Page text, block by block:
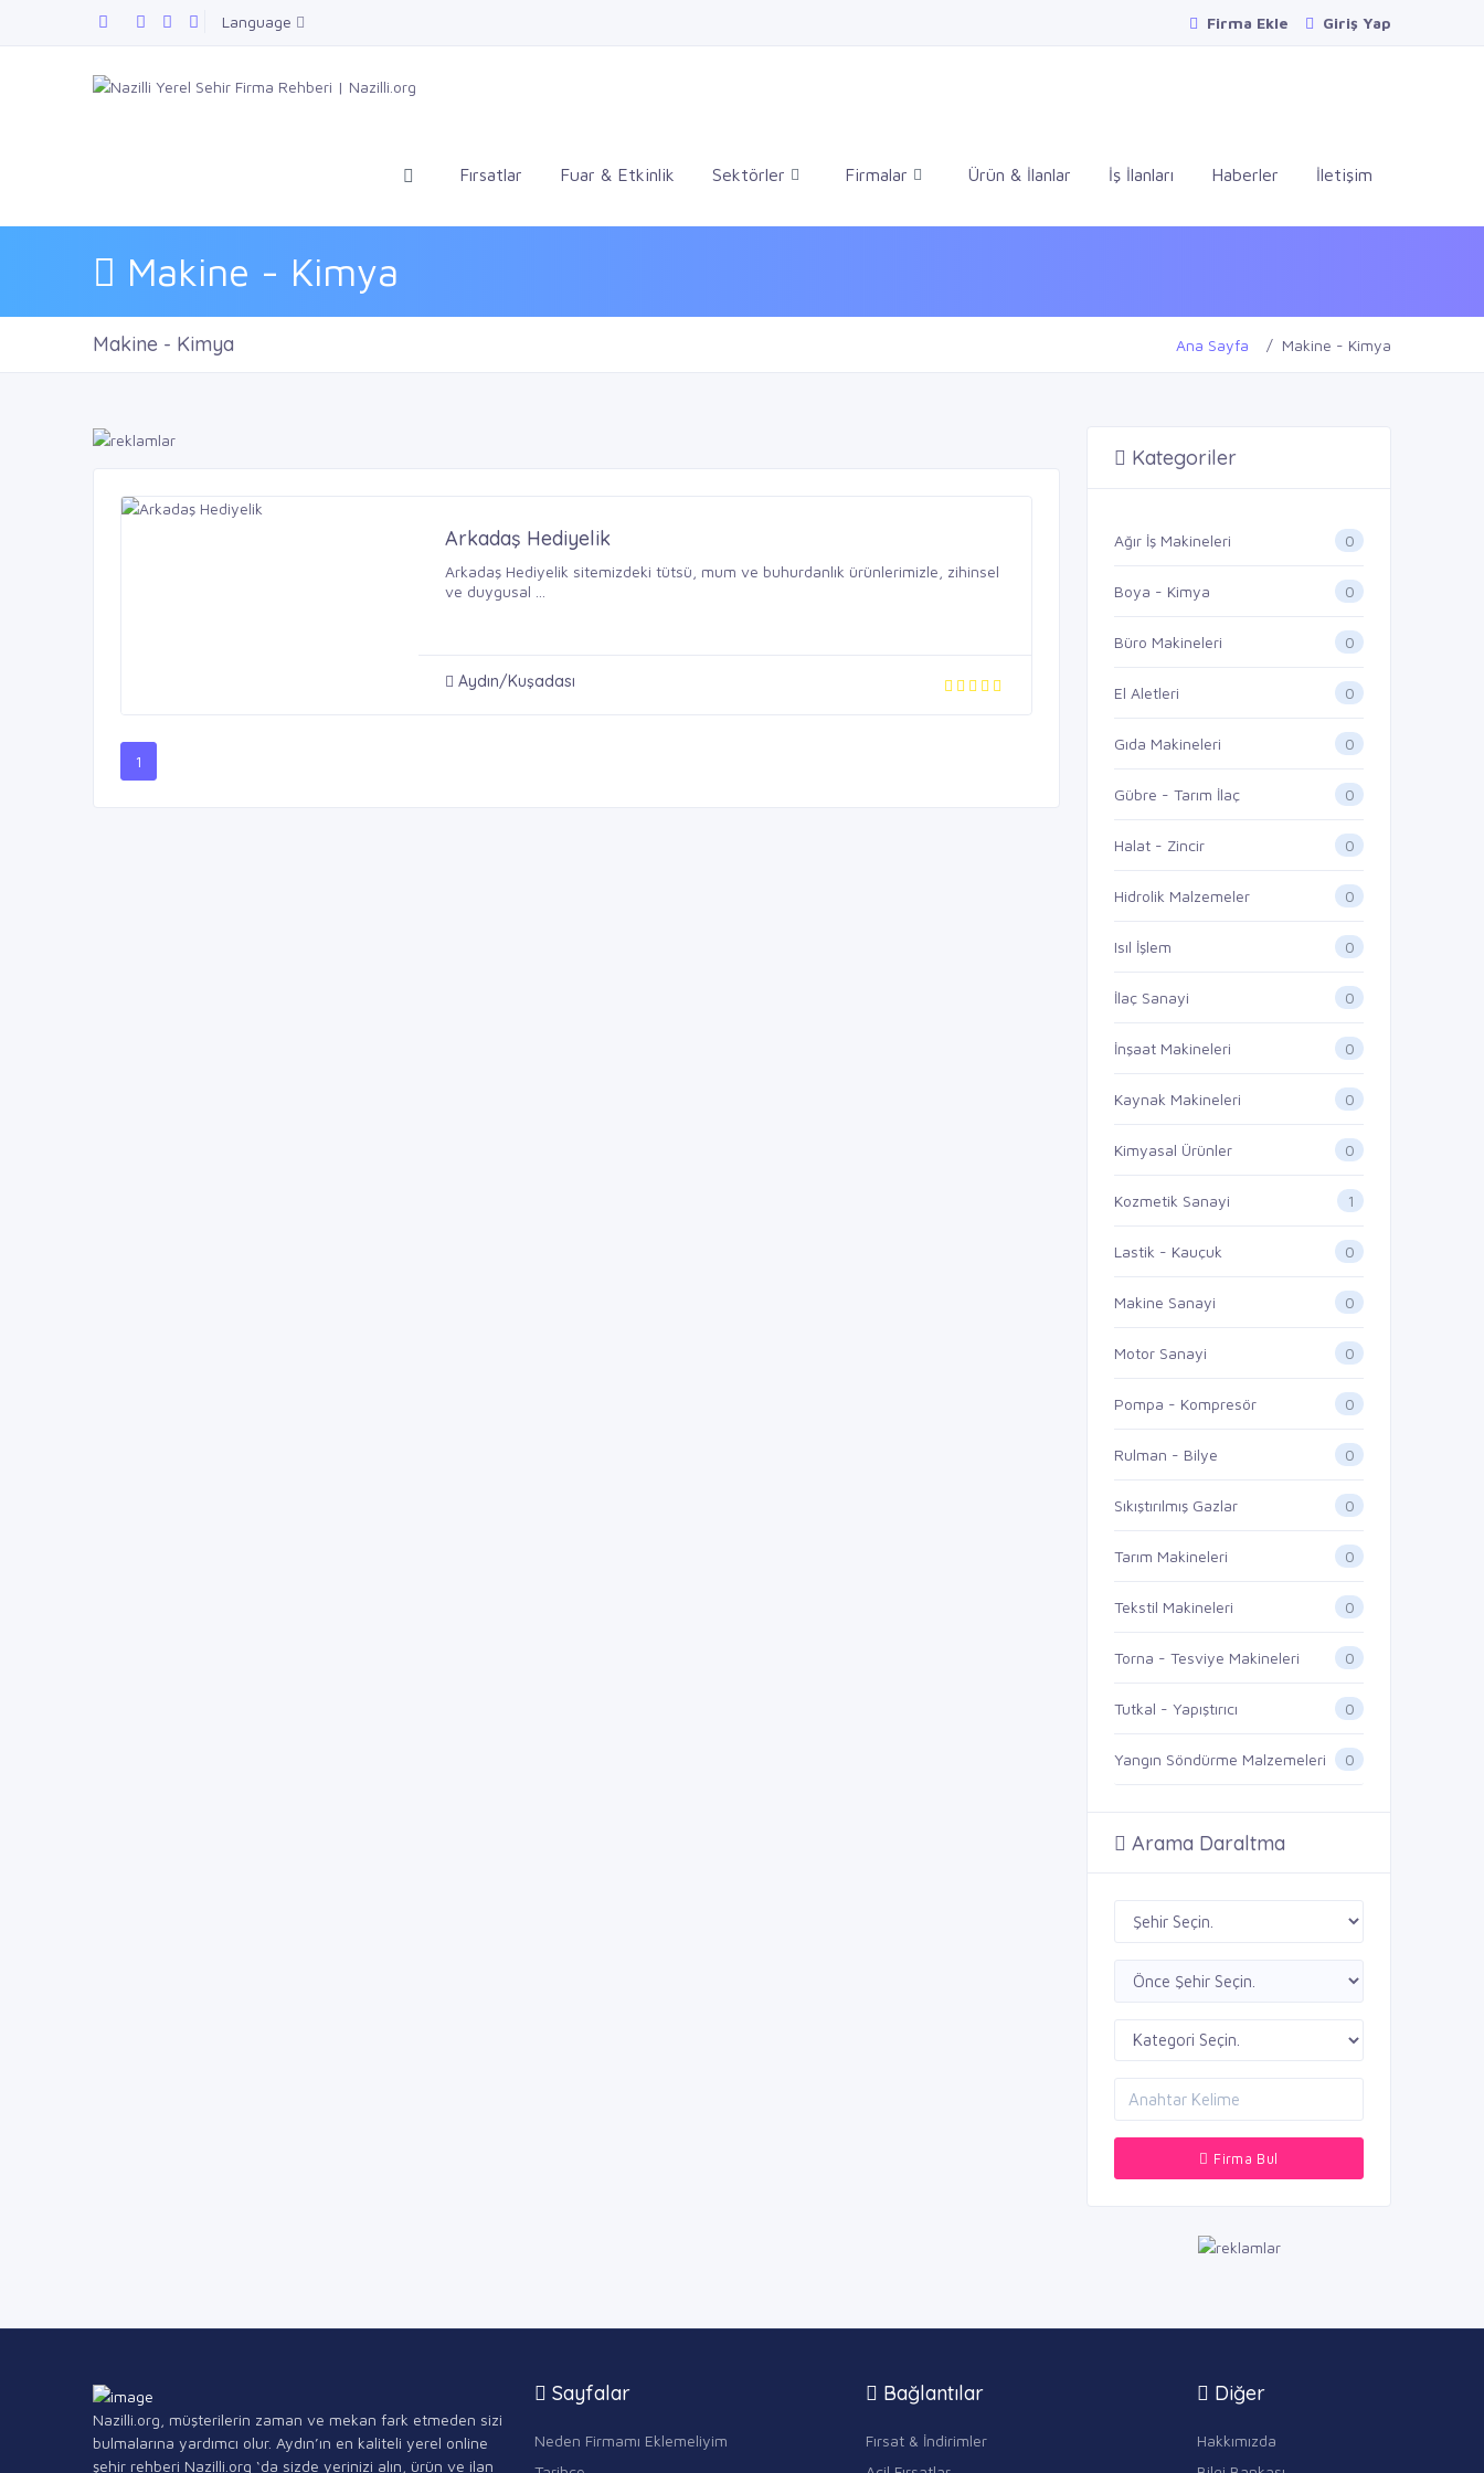
Language Firma Ekle Giriş Yap
Fırsatlar Fuar & Etkinlik Sektörler Firmalar Ürün & İlanlar İş İlanları Haberler İletişim
Makine - Kimya
Makine - Kimya Ana Sayfa Makine - Kimya
Arkadaş Hediyelik
Arkadaş Hediyelik sitemizdeki tütsü, mum ve buhurdanlık ürünlerimizle, zihinsel
ve duygusal ...
Aydın/Kuşadası
1
Kategoriler
Ağır İş Makineleri 0
Boya - Kimya 0
Büro Makineleri 0
El Aletleri 0
Gıda Makineleri 0
Gübre - Tarım İlaç 0
Halat - Zincir 0
Hidrolik Malzemeler 0
Isıl İşlem 0
İlaç Sanayi 0
İnşaat Makineleri 0
Kaynak Makineleri 0
Kimyasal Ürünler 0
Kozmetik Sanayi 1
Lastik - Kauçuk 0
Makine Sanayi 0
Motor Sanayi 0
Pompa - Kompresör 0
Rulman - Bilye 0
Sıkıştırılmış Gazlar 0
Tarım Makineleri 0
Tekstil Makineleri 0
Torna - Tesviye Makineleri 0
Tutkal - Yapıştırıcı 0
Yangın Söndürme Malzemeleri 0
Arama Daraltma
Firma Bul
Nazilli.org, müşterilerin zaman ve mekan fark etmeden sizi
bulmalarına yardımcı olur. Aydın’ın en kaliteli yerel online
şehir rehberi Nazilli.org ‘da sizde yerinizi alın, ürün ve ilan
Sayfalar
Neden Firmamı Eklemeliyim
Bağlantılar
Fırsat & İndirimler
Diğer
Hakkımızda